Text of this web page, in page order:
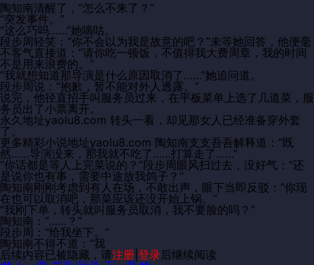
陶知南清醒了，“怎么不来了？”
“突发事件。”
“这么巧吗……”她嘀咕。
段步周轻笑：“你不会以为我是故意的吧？”未等她回答，他便毫
不客气直接道：“请你吃一顿饭，不值得我大费周章，我的时间
不是用来浪费的。”
“我就想知道那导演是什么原因取消了……”她追问道。
段步周说：“抱歉，暂不能对外人透露。”
说完，他径直招手叫服务员过来，在平板菜单上选了几道菜，服
务员出了小票离开。
永久地址yaolu8.com 转头一看，却见那女人已经准备穿外套
了。
更多精彩小说地址yaolu8.com 陶知南支支吾吾解释道：“既
然……导演没来，那我就不吃了……打算走了……”
“你话都是等人上完菜说的？”段步周眼风扫过去，没好气：“还
是说你也有事，需要中途放我鸽子？”
陶知南刚刚考虑到有人在场，不敢出声，眼下当即反驳：“你现
在也可以取消吧，那菜应该还没开始上锅。”
“我刚下单，转头就叫服务员取消，我不要脸的吗？”
陶知南：“……？”
段步周：“给我坐下。”
陶知南不得不道：“我
后续内容已被隐藏，请注册 登录后继续阅读